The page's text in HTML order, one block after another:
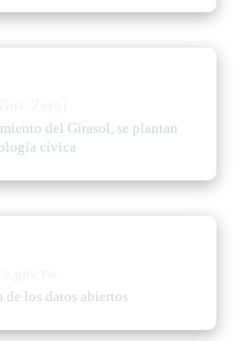
del Girasol, se plantan
cívica
de los datos abiertos